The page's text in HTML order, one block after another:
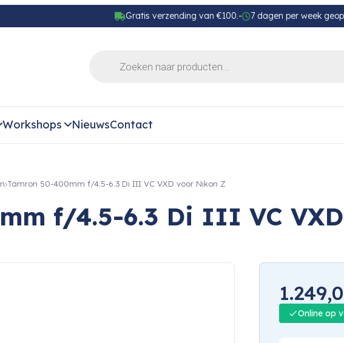
Gratis verzending van €100.- 7 dagen per week
Workshops NieuwsContact
Tamron 50-400mm f/4.5-6.3 Di III VC VXD voor Nikon Z
f/4.5-6.3 Di III VC
Online op